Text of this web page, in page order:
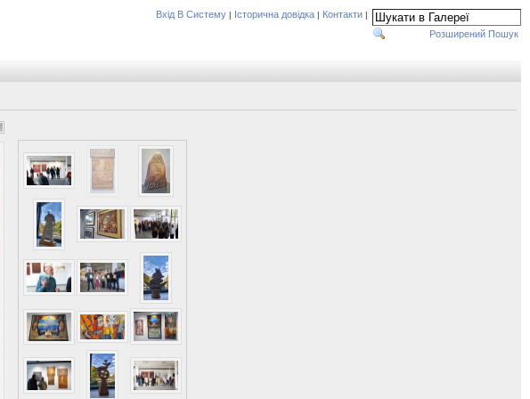
Вхід В Систему | Історична довідка | Контакти |
Розширений Пошук